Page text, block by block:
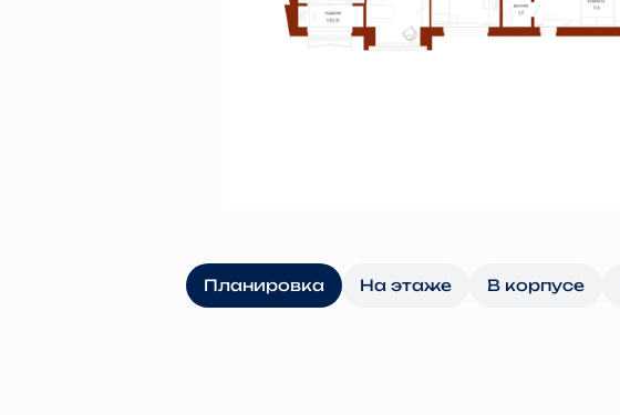
Планировка На этаже В корпусе